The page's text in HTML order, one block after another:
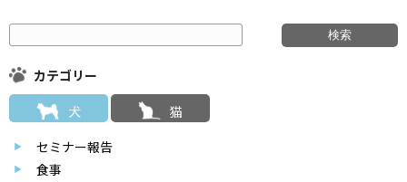
カテゴリー
犬
猫
セミナー報告
食事